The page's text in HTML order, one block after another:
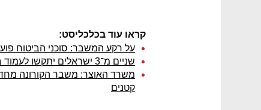
קראו עוד בכלכליסט:
על רקע המשבר: סוכני הביטוח
שניים מ־3 ישראלים יתקשו לעמוד בהוצאה חד פעמית של 8,000 שקל
משרד האוצר: משבר הקורונה
קטנים